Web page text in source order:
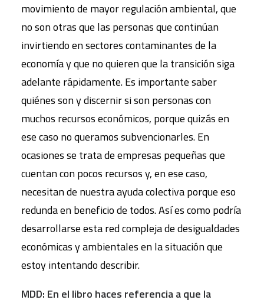
movimiento de mayor regulación ambiental, que
no son otras que las personas que continúan
invirtiendo en sectores contaminantes de la
economía y que no quieren que la transición siga
adelante rápidamente. Es importante saber
quiénes son y discernir si son personas con
muchos recursos económicos, porque quizás en
ese caso no queramos subvencionarles. En
ocasiones se trata de empresas pequeñas que
cuentan con pocos recursos y, en ese caso,
necesitan de nuestra ayuda colectiva porque eso
redunda en beneficio de todos. Así es como podría
desarrollarse esta red compleja de desigualdades
económicas y ambientales en la situación que
estoy intentando describir.
MDD: En el libro haces referencia a que la